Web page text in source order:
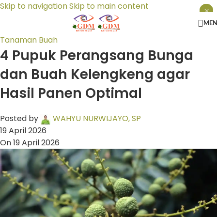
Skip to navigationSkip to main content
Tanaman Buah
4 Pupuk Perangsang Bunga
dan Buah Kelengkeng agar
Hasil Panen Optimal
Posted by
WAHYU NURWIJAYO, SP
19 April 2026
On 19 April 2026
×
×
×